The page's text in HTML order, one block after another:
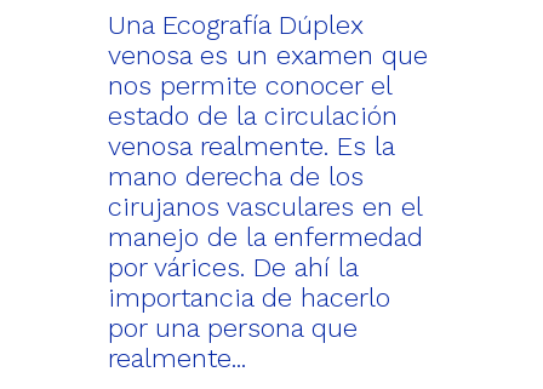
Una Ecografía Dúplex
venosa es un examen que
nos permite conocer el
estado de la circulación
venosa realmente. Es la
mano derecha de los
cirujanos vasculares en el
manejo de la enfermedad
por várices. De ahí la
importancia de hacerlo
por una persona que
realmente...